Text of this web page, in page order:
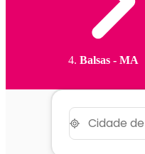
Balsas - MA